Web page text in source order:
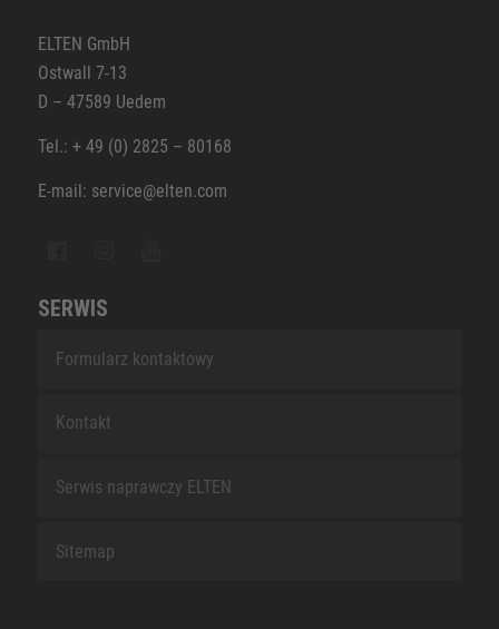
ELTEN GmbH
Ostwall 7-13
D – 47589 Uedem
Tel.: + 49 (0) 2825 – 80168
E-mail: service@elten.com
SERWIS
Formularz kontaktowy
Kontakt
Serwis naprawczy ELTEN
Sitemap